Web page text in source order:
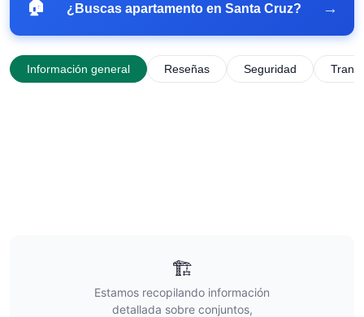
🏠 ¿Buscas apartamento en Santa Cruz? →
Información general Reseñas Seguridad
🏗️
Estamos recopilando información
detallada sobre conjuntos,